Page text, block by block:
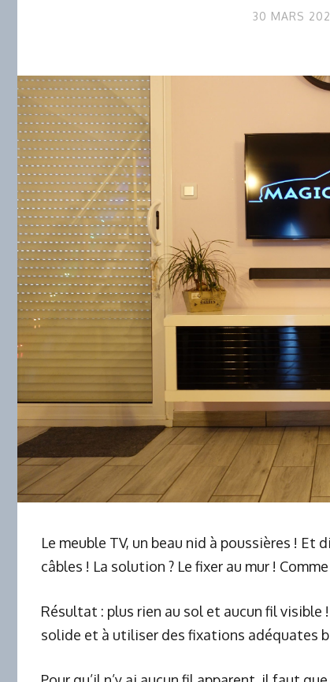
30 MARS
Le meuble TV, un beau nid à poussières !
câbles ! La solution ? Le fixer au mur !
Résultat : plus rien au sol et aucun fil
solide et à utiliser des fixations adéquates